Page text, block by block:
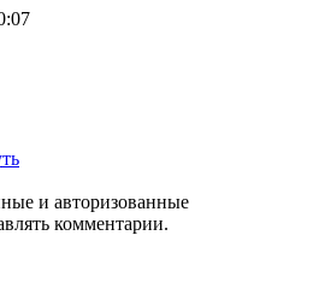
и авторизованные
комментарии.